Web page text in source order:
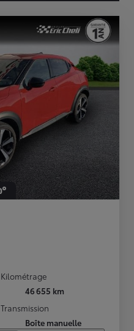
Kilométrage
46 655 km
Transmission
Boîte manuelle